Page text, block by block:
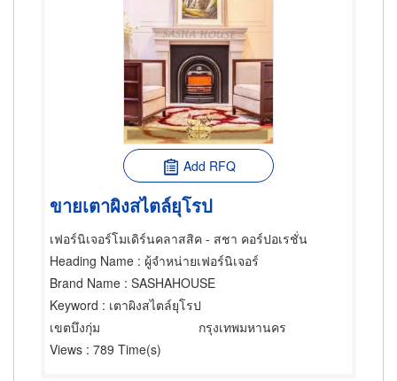
Add RFQ
ขายเตาผิงสไตล์ยุโรป
เฟอร์นิเจอร์โมเดิร์นคลาสสิค - สชา คอร์ปอเรชั่น
Heading Name : ผู้จำหน่ายเฟอร์นิเจอร์
Brand Name : SASHAHOUSE
Keyword : เตาผิงสไตล์ยุโรป
เขตบึงกุ่ม
กรุงเทพมหานคร
Views : 789 Time(s)